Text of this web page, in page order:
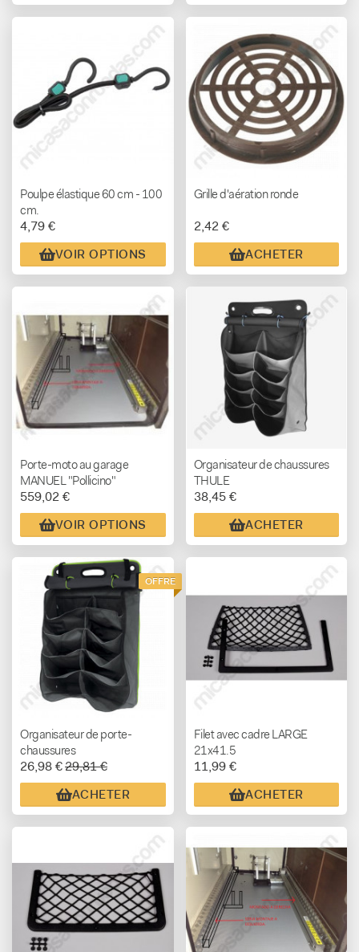
Poulpe élastique 60 cm - 100
cm.
4,79 €
VOIR OPTIONS
Grille d'aération ronde
2,42 €
ACHETER
Porte-moto au garage
MANUEL "Pollicino"
559,02 €
VOIR OPTIONS
Organisateur de chaussures
THULE
38,45 €
ACHETER
OFFRE
Organisateur de porte-
chaussures
26,98 €29,81 €
ACHETER
Filet avec cadre LARGE
21x41.5
11,99 €
ACHETER